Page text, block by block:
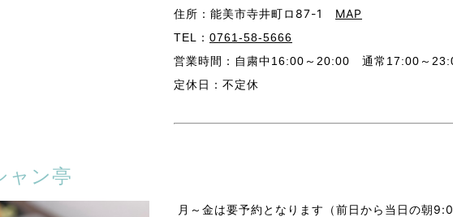
住所：能美市寺井町ロ87-1 MAP
TEL： 0761-58-5666
営業時間：自粛中16:00～20:00 通常17:00～
定休日：不定休
ャン亭
月～金は要予約となります（前日から当日の朝